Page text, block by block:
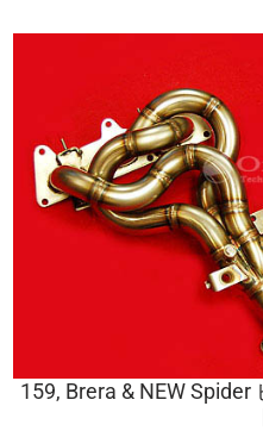
159, Brera & NEW